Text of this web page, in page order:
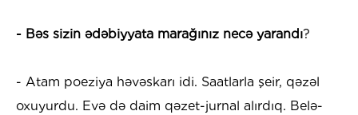
- Bəs sizin ədəbiyyata marağınız necə yarandı?
- Atam poeziya həvəskarı idi. Saatlarla şeir, qəzəl
oxuyurdu. Evə də daim qəzet-jurnal alırdıq. Belə-